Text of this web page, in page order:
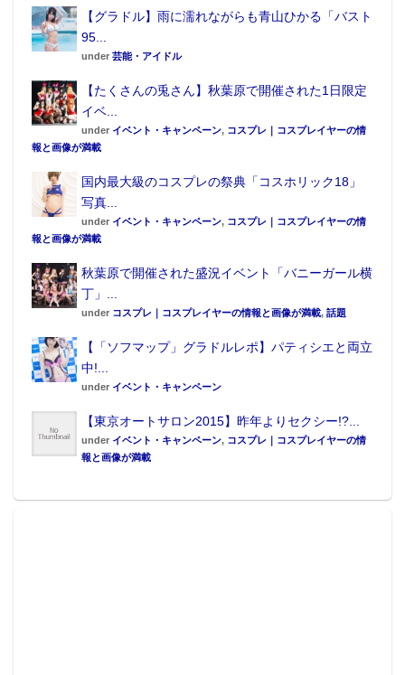
【グラドル】雨に濡れながらも青山ひかる「バスト
95...
under 芸能・アイドル
【たくさんの兎さん】秋葉原で開催された1日限定
イベ...
under イベント・キャンペーン, コスプレ｜コスプレイヤーの情
報と画像が満載
国内最大級のコスプレの祭典「コスホリック18」
写真...
under イベント・キャンペーン, コスプレ｜コスプレイヤーの情
報と画像が満載
秋葉原で開催された盛況イベント「バニーガール横
丁」...
under コスプレ｜コスプレイヤーの情報と画像が満載, 話題
【「ソフマップ」グラドルレポ】パティシエと両立
中!...
under イベント・キャンペーン
【東京オートサロン2015】昨年よりセクシー!?...
under イベント・キャンペーン, コスプレ｜コスプレイヤーの情
報と画像が満載